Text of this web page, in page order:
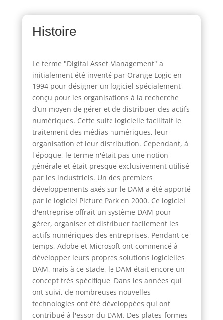
Histoire
Le terme "Digital Asset Management" a
initialement été inventé par Orange Logic en
1994 pour désigner un logiciel spécialement
conçu pour les organisations à la recherche
d’un moyen de gérer et de distribuer des actifs
numériques. Cette suite logicielle facilitait le
traitement des médias numériques, leur
organisation et leur distribution. Cependant, à
l'époque, le terme n'était pas une notion
générale et était presque exclusivement utilisé
par les industriels. Un des premiers
développements axés sur le DAM a été apporté
par le logiciel Picture Park en 2000. Ce logiciel
d'entreprise offrait un système DAM pour
gérer, organiser et distribuer facilement les
actifs numériques des entreprises. Pendant ce
temps, Adobe et Microsoft ont commencé à
développer leurs propres solutions logicielles
DAM, mais à ce stade, le DAM était encore un
concept très spécifique. Dans les années qui
ont suivi, de nombreuses nouvelles
technologies ont été développées qui ont
contribué à l'essor du DAM. Des plates-formes